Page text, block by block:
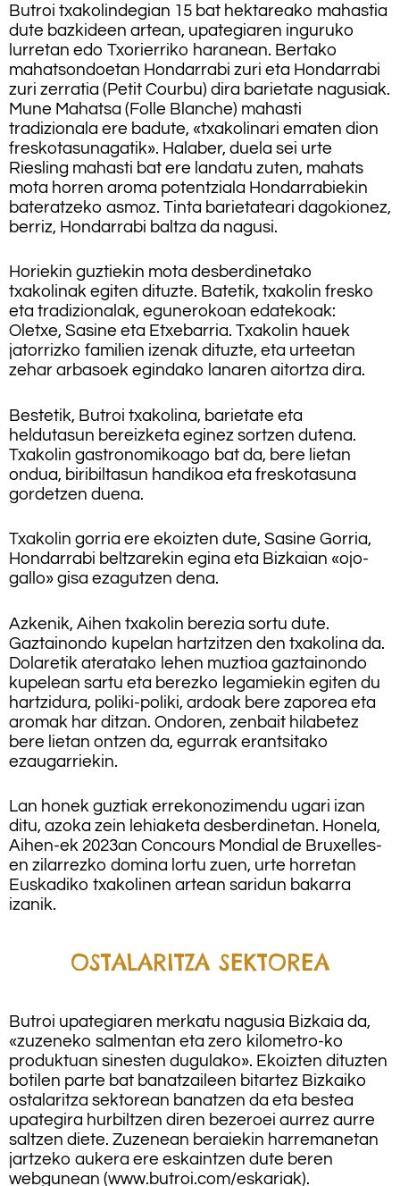
Butroi txakolindegian 15 bat hektareako mahastia
dute bazkideen artean, upategiaren inguruko
lurretan edo Txorierriko haranean. Bertako
mahatsondoetan Hondarrabi zuri eta Hondarrabi
zuri zerratia (Petit Courbu) dira barietate nagusiak.
Mune Mahatsa (Folle Blanche) mahasti
tradizionala ere badute, «txakolinari ematen dion
freskotasunagatik». Halaber, duela sei urte
Riesling mahasti bat ere landatu zuten, mahats
mota horren aroma potentziala Hondarrabiekin
bateratzeko asmoz. Tinta barietateari dagokionez,
berriz, Hondarrabi baltza da nagusi.
Horiekin guztiekin mota desberdinetako
txakolinak egiten dituzte. Batetik, txakolin fresko
eta tradizionalak, egunerokoan edatekoak:
Oletxe, Sasine eta Etxebarria. Txakolin hauek
jatorrizko familien izenak dituzte, eta urteetan
zehar arbasoek egindako lanaren aitortza dira.
Bestetik, Butroi txakolina, barietate eta
heldutasun bereizketa eginez sortzen dutena.
Txakolin gastronomikoago bat da, bere lietan
ondua, biribiltasun handikoa eta freskotasuna
gordetzen duena.
Txakolin gorria ere ekoizten dute, Sasine Gorria,
Hondarrabi beltzarekin egina eta Bizkaian «ojo-
gallo» gisa ezagutzen dena.
Azkenik, Aihen txakolin berezia sortu dute.
Gaztainondo kupelan hartzitzen den txakolina da.
Dolaretik ateratako lehen muztioa gaztainondo
kupelean sartu eta berezko legamiekin egiten du
hartzidura, poliki-poliki, ardoak bere zaporea eta
aromak har ditzan. Ondoren, zenbait hilabetez
bere lietan ontzen da, egurrak erantsitako
ezaugarriekin.
Lan honek guztiak errekonozimendu ugari izan
ditu, azoka zein lehiaketa desberdinetan. Honela,
Aihen-ek 2023an Concours Mondial de Bruxelles-
en zilarrezko domina lortu zuen, urte horretan
Euskadiko txakolinen artean saridun bakarra
izanik.
OSTALARITZA SEKTOREA
Butroi upategiaren merkatu nagusia Bizkaia da,
«zuzeneko salmentan eta zero kilometro-ko
produktuan sinesten dugulako». Ekoizten dituzten
botilen parte bat banatzaileen bitartez Bizkaiko
ostalaritza sektorean banatzen da eta bestea
upategira hurbiltzen diren bezeroei aurrez aurre
saltzen diete. Zuzenean beraiekin harremanetan
jartzeko aukera ere eskaintzen dute beren
webgunean (www.butroi.com/eskariak).